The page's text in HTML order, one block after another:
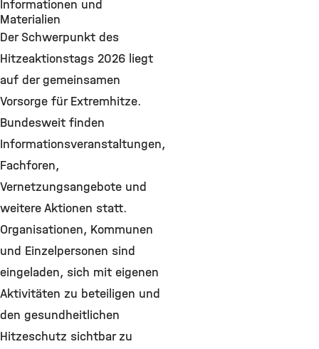
Informationen und
Materialien
Der Schwerpunkt des
Hitzeaktionstags 2026 liegt
auf der gemeinsamen
Vorsorge für Extremhitze.
Bundesweit finden
Informationsveranstaltungen,
Fachforen,
Vernetzungsangebote und
weitere Aktionen statt.
Organisationen, Kommunen
und Einzelpersonen sind
eingeladen, sich mit eigenen
Aktivitäten zu beteiligen und
den gesundheitlichen
Hitzeschutz sichtbar zu